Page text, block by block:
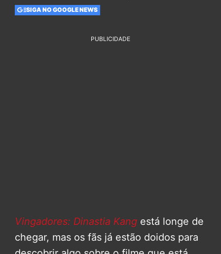
SIGA NO GOOGLE NEWS
PUBLICIDADE
Vingadores: Dinastia Kang está longe de
chegar, mas os fãs já estão doidos para